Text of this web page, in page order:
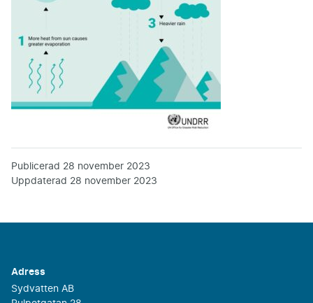
Publicerad 28 november 2023
Uppdaterad 28 november 2023
Adress
Sydvatten AB